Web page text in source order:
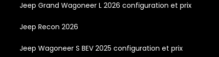
Jeep Grand Wagoneer L 2026 configuration et prix
Jeep Recon 2026
Jeep Wagoneer S BEV 2025 configuration et prix